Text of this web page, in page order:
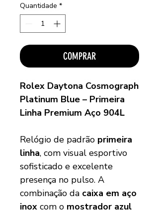
Quantidade *
COMPRAR
Rolex Daytona Cosmograph
Platinum Blue – Primeira
Linha Premium Aço 904L
Relógio de padrão primeira
linha, com visual esportivo
sofisticado e excelente
presença no pulso. A
combinação da caixa em aço
inox com o mostrador azul